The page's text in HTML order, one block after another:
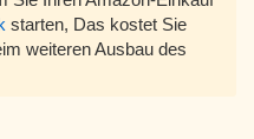
starten, Das kostet Sie
weiteren Ausbau des